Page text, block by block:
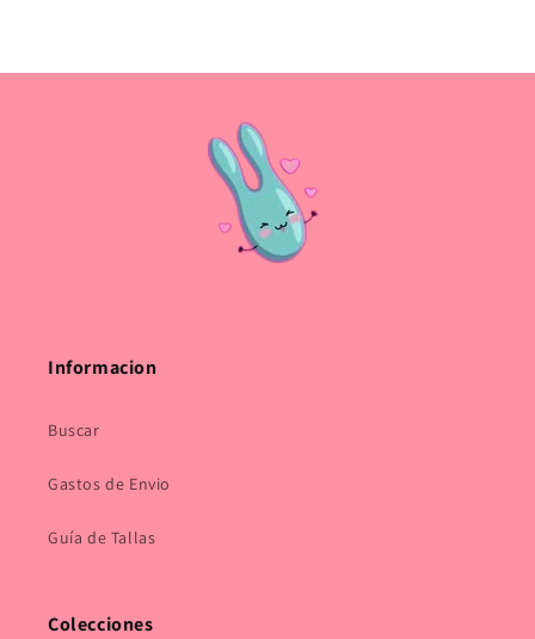
Informacion
Buscar
Gastos de Envio
Guía de Tallas
Colecciones